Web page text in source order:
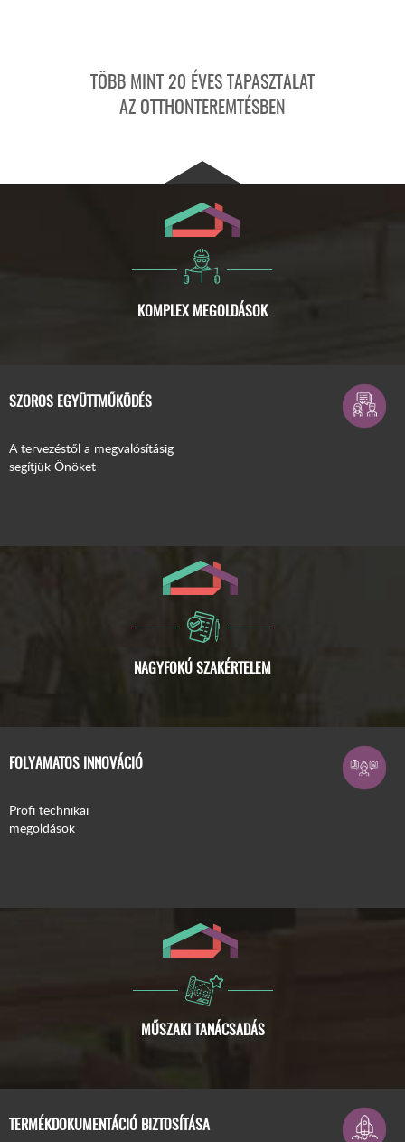
ISMERJE MEG A COMPACFOAM-OT!
TÖBB MINT 20 ÉVES TAPASZTALAT
AZ OTTHONTEREMTÉSBEN
SZOROS EGYÜTTMŰKÖDÉS
A tervezéstől a megvalósításig
segítjük Önöket
FOLYAMATOS INNOVÁCIÓ
Profi technikai
megoldások
TERMÉKDOKUMENTÁCIÓ BIZTOSÍTÁSA